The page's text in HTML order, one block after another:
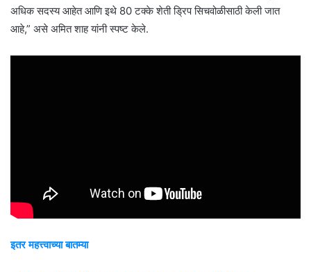
अधिक सदस्य आहेत आणि इथे 80 टक्के शेती ड्रिप सिचवोळीसाठी केली जात
आहे,” असे अमित शाह यांनी स्पष्ट केले.
इतर महत्त्वाच्या बातम्या